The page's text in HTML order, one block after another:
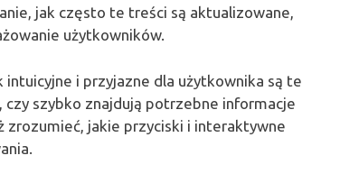
jak często te treści są aktualizowane,
użytkowników.
intuicyjne i przyjazne dla użytkownika są te
szybko znajdują potrzebne informacje
zrozumieć, jakie przyciski i interaktywne